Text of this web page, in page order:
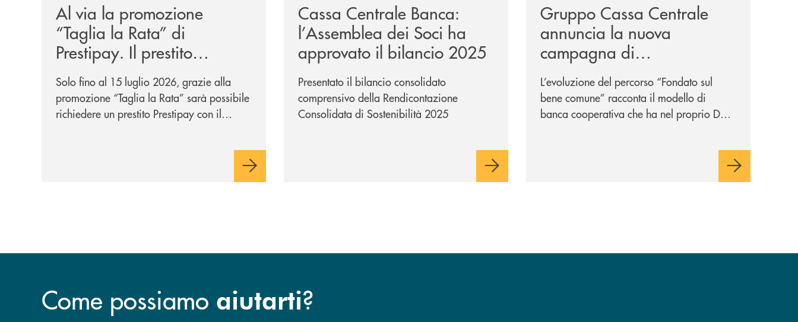
Al via la promozione
“Taglia la Rata” di
Prestipay. Il prestito
personale che si fa in due
per te!
Solo fino al 15 luglio 2026, grazie alla
promozione “Taglia la Rata” sarà possibile
richiedere un prestito Prestipay con il
Cassa Centrale Banca:
l’Assemblea dei Soci ha
approvato il bilancio 2025
Presentato il bilancio consolidato
comprensivo della Rendicontazione
Consolidata di Sostenibilità 2025
Gruppo Cassa Centrale
annuncia la nuova
campagna di
comunicazione
nazionale: “Oggi si dice
ESG. Per noi è fare la cosa
L’evoluzione del percorso “Fondato sul
bene comune” racconta il modello di
banca cooperativa che ha nel proprio DNA
Come possiamo aiutarti?